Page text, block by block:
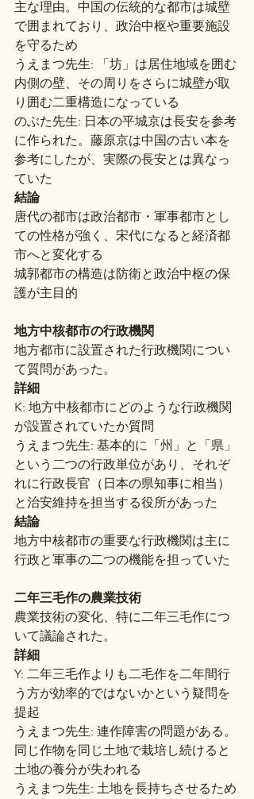
主な理由。中国の伝統的な都市は城壁
で囲まれており、政治中枢や重要施設
を守るため
うえまつ先生: 「坊」は居住地域を囲む
内側の壁、その周りをさらに城壁が取
り囲む二重構造になっている
のぶた先生: 日本の平城京は長安を参考
に作られた。藤原京は中国の古い本を
参考にしたが、実際の長安とは異なっ
ていた
結論
唐代の都市は政治都市・軍事都市とし
ての性格が強く、宋代になると経済都
市へと変化する
城郭都市の構造は防衛と政治中枢の保
護が主目的
地方中核都市の行政機関
地方都市に設置された行政機関につい
て質問があった。
詳細
K: 地方中核都市にどのような行政機関
が設置されていたか質問
うえまつ先生: 基本的に「州」と「県」
という二つの行政単位があり、それぞ
れに行政長官（日本の県知事に相当）
と治安維持を担当する役所があった
結論
地方中核都市の重要な行政機関は主に
行政と軍事の二つの機能を担っていた
二年三毛作の農業技術
農業技術の変化、特に二年三毛作につ
いて議論された。
詳細
Y: 二年三毛作よりも二毛作を二年間行
う方が効率的ではないかという疑問を
提起
うえまつ先生: 連作障害の問題がある。
同じ作物を同じ土地で栽培し続けると
土地の養分が失われる
うえまつ先生: 土地を長持ちさせるため